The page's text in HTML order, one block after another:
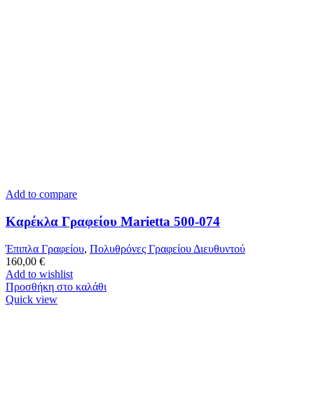
Add to compare
Καρέκλα Γραφείου Marietta 500-074
Έπιπλα Γραφείου, Πολυθρόνες Γραφείου Διευθυντού
160,00 €
Add to wishlist
Προσθήκη στο καλάθι
Quick view